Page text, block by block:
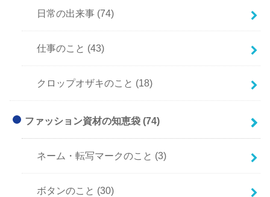
日常の出来事 (74)
仕事のこと (43)
クロップオザキのこと (18)
ファッション資材の知恵袋(74)
ネーム・転写マークのこと (3)
ボタンのこと (30)